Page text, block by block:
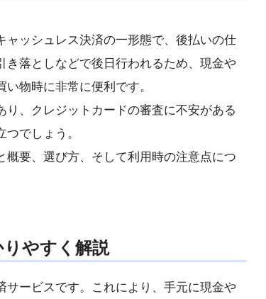
ッシュレス決済の一形態で、後払いの仕
落としなどで後日行われるため、現金や
物時に非常に便利です。
、クレジットカードの審査に不安がある
でしょう。
要、選び方、そして利用時の注意点につ
やすく解説
ービスです。これにより、手元に現金や